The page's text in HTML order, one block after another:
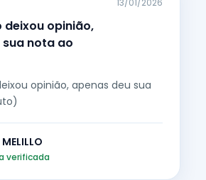
deixou opinião,
nota ao
13/01/2026
opinião, apenas deu sua
verificada